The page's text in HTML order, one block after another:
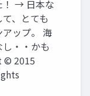
！ → 日本な
、とても
ップ。 海
・・かも
© 2015